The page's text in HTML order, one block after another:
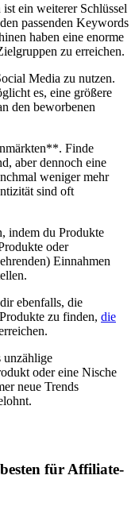
ein ‍weiterer Schlüssel‍
passenden⁤ Keywords
haben eine ⁣enorme
zu erreichen.
Media zu nutzen.
es, eine größere
den beworbenen
Finde
aber dennoch eine
weniger mehr
sind oft
indem​ du ‍Produkte
⁢oder⁣
Einnahmen
⁤ebenfalls, die
‌zu finden, die
unzählige⁤
oder ⁢eine ⁣Nische
neue​ Trends
für ⁢Affiliate-